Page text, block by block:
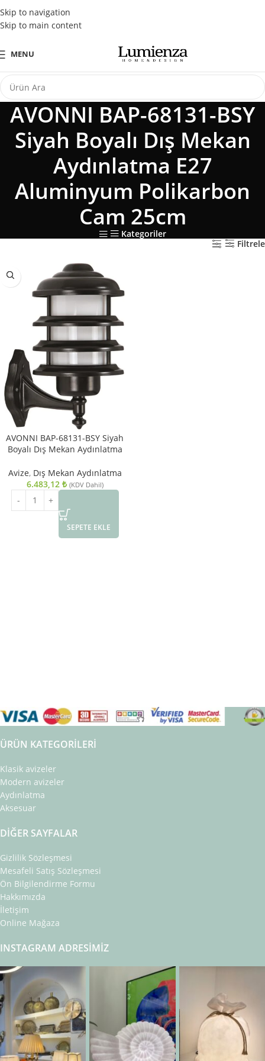
Skip to navigation
Skip to main content
Tüm Kredi Kartlarına Peşin Fiyatına 3 Taksit Fırsatı
MENU
AVONNI BAP-68131-BSY
Siyah Boyalı Dış Mekan
Aydınlatma E27
Aluminyum Polikarbon
Cam 25cm
Kategoriler
Filtrele
AVONNI BAP-68131-BSY Siyah
Boyalı Dış Mekan Aydınlatma
25cm
Avize, Dış Mekan Aydınlatma
6.483,12 ₺ (KDV Dahil)
SEPETE EKLE
ÜRÜN KATEGORILERI
Klasik avizeler
Modern avizeler
Aydınlatma
Aksesuar
DIĞER SAYFALAR
Gizlilik Sözleşmesi
Mesafeli Satış Sözleşmesi
Ön Bilgilendirme Formu
Hakkımızda
İletişim
Online Mağaza
INSTAGRAM ADRESIMIZ